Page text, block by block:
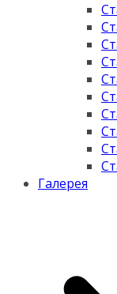
Галерея